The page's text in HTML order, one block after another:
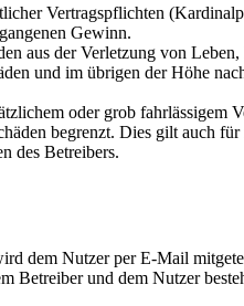
Vertragspflichten
Gewinn.
aus der Verletzung von
und im übrigen der Höhe
oder grob fahrlässigem
begrenzt. Dies gilt auch
des Betreibers.
dem Nutzer per E-Mail
Betreiber und dem Nutzer